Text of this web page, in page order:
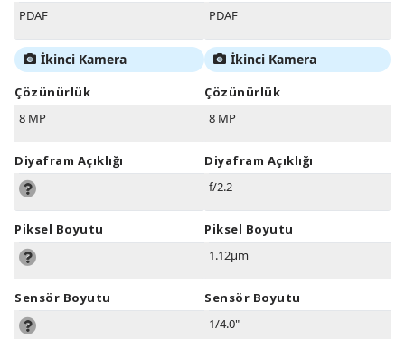
PDAF
İkinci Kamera
Çözünürlük
8 MP
Diyafram Açıklığı
Piksel Boyutu
Sensör Boyutu
PDAF
İkinci Kamera
Çözünürlük
8 MP
Diyafram Açıklığı
f/2.2
Piksel Boyutu
1.12µm
Sensör Boyutu
1/4.0"